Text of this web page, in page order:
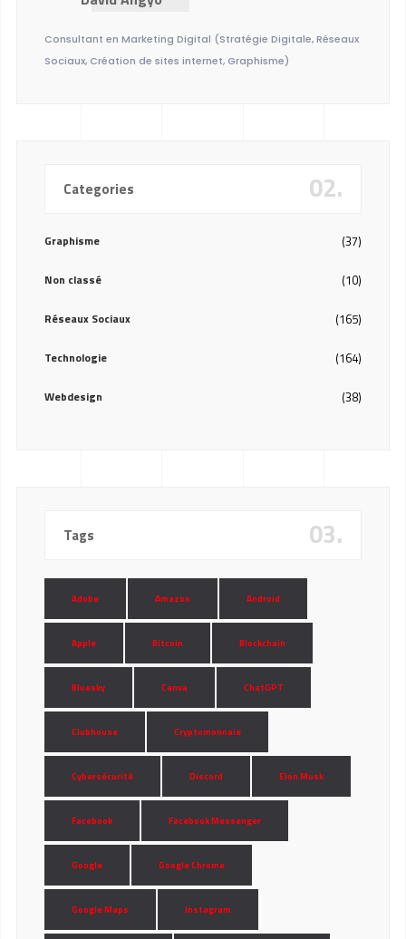
Consultant en Marketing Digital (Stratégie Digitale, Réseaux
Sociaux, Création de sites internet, Graphisme)
Categories 02.
Graphisme (37)
Non classé (10)
Réseaux Sociaux (165)
Technologie (164)
Webdesign (38)
Tags 03.
Adobe Amazon Android
Apple Bitcoin Blockchain
Bluesky Canva ChatGPT
Clubhouse Cryptomonnaie
Cybersécurité Discord Elon Musk
Facebook Facebook Messenger
Google Google Chrome
Google Maps Instagram